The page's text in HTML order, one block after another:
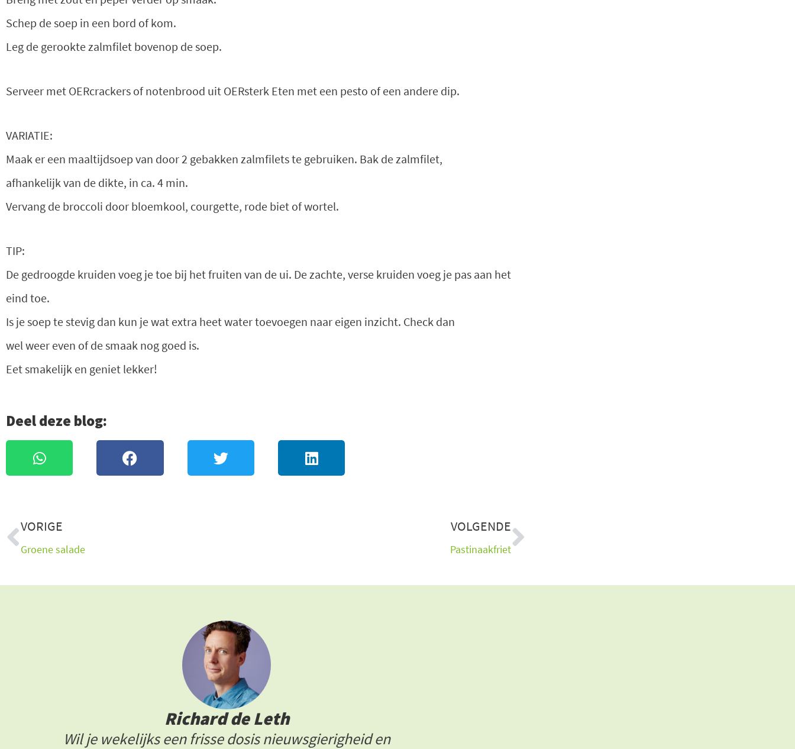
Schep de soep in een bord of kom.
Leg de gerookte zalmfilet bovenop de soep.
Serveer met OERcrackers of notenbrood uit OERsterk Eten met een pesto of een andere dip.
VARIATIE:
Maak er een maaltijdsoep van door 2 gebakken zalmfilets te gebruiken. Bak de zalmfilet,
afhankelijk van de dikte, in ca. 4 min.
Vervang de broccoli door bloemkool, courgette, rode biet of wortel.
TIP:
De gedroogde kruiden voeg je toe bij het fruiten van de ui. De zachte, verse kruiden voeg je pas aan het
eind toe.
Is je soep te stevig dan kun je wat extra heet water toevoegen naar eigen inzicht. Check dan
wel weer even of de smaak nog goed is.
Eet smakelijk en geniet lekker!
Deel deze blog:
Vorige
VORIGE
Groene salade
VOLGENDE
Pastinaakfriet
Volgende
Richard de Leth
Wil je wekelijks een frisse dosis nieuwsgierigheid en